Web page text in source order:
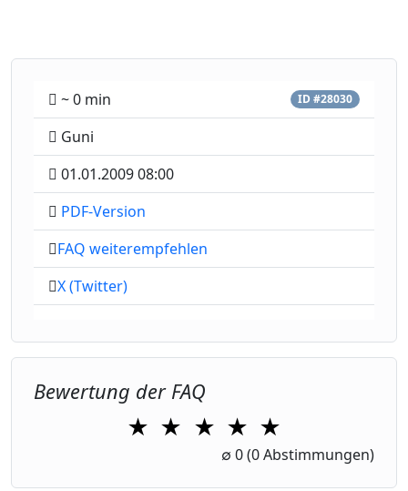
~ 0 min ID #28030
Guni
01.01.2009 08:00
PDF-Version
FAQ weiterempfehlen
X (Twitter)
Bewertung der FAQ
★ ★
2 Stars
★
3 Stars
★
4 Stars
★
5 Stars
∅ 0(0 Abstimmungen)